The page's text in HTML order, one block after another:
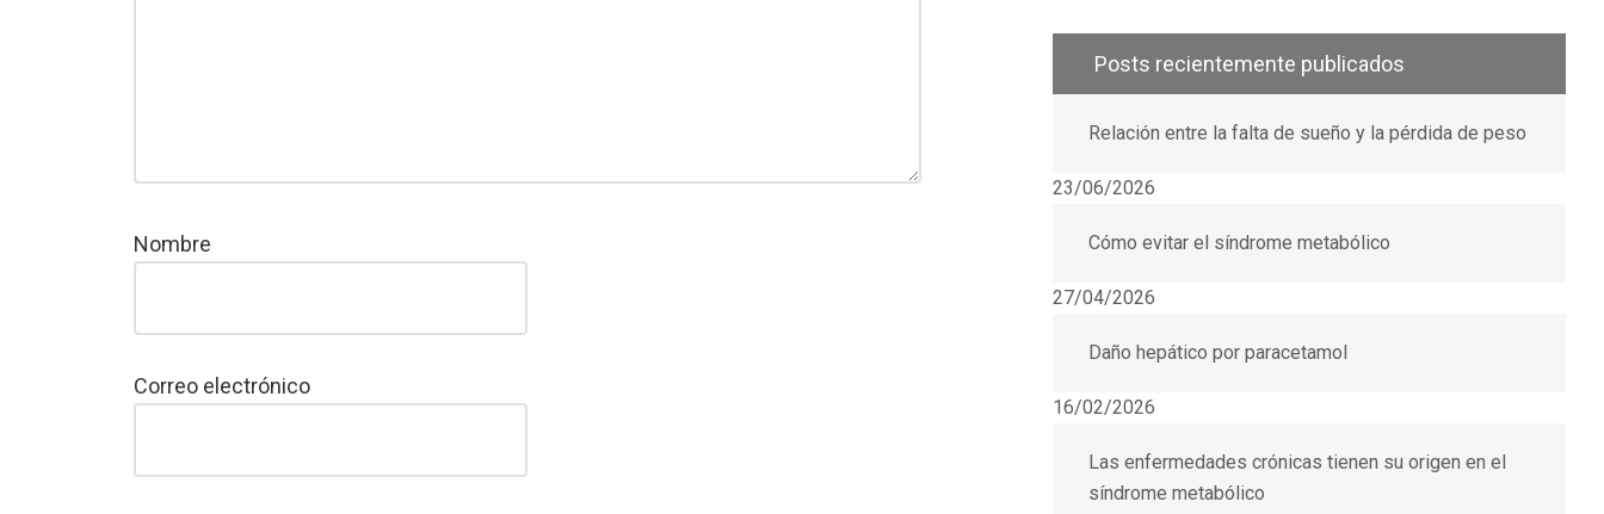
Nombre
Correo electrónico
Posts recientemente publicados
Relación entre la falta de sueño y la pérdida de peso
23/06/2026
Cómo evitar el síndrome metabólico
27/04/2026
Daño hepático por paracetamol
16/02/2026
Las enfermedades crónicas tienen su origen en el
síndrome metabólico